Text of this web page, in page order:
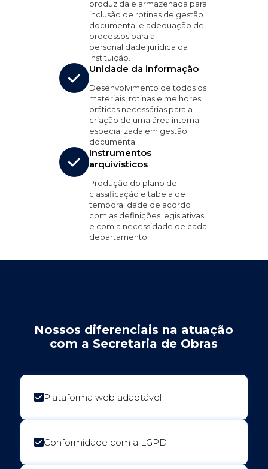
produzida e armazenada para
inclusão de rotinas de gestão
documental e adequação de
processos para a
personalidade jurídica da
instituição.
Unidade da informação
Desenvolvimento de todos os
materiais, rotinas e melhores
práticas necessárias para a
criação de uma área interna
especializada em gestão
documental.
Instrumentos
arquivísticos
Produção do plano de
classificação e tabela de
temporalidade de acordo
com as definições legislativas
e com a necessidade de cada
departamento.
Nossos diferenciais na atuação
com a Secretaria de Obras
Plataforma web adaptável
Conformidade com a LGPD